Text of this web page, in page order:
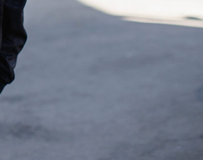
「AFTEE先享後付」，若未經同意申辦者引起之損失
４．使用「AFTEE先享後付」時，將依據個別帳號之
即時審查核予不同之上限額度；若仍有額度不足之情形
結果請求用戶進行身份認證。
５．嚴禁一人註冊多個帳號或使用他人資訊註冊。若發
形，恩沛科技股份有限公司將有權停止該用戶之使用額
動。